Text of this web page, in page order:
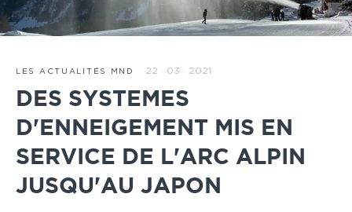
LES ACTUALITÉS MND 22 · 03 · 2021
DES SYSTEMES
D'ENNEIGEMENT MIS EN
SERVICE DE L'ARC ALPIN
JUSQU'AU JAPON